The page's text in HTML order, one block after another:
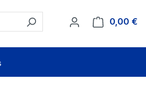
0,00 €